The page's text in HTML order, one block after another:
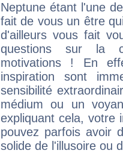
Neptune étant l'une
fait de vous un être
d'ailleurs vous fait
questions sur la
motivations ! En
inspiration sont
sensibilité
médium ou un
expliquant cela, votre
pouvez parfois avoir
solide de l'illusoire ou